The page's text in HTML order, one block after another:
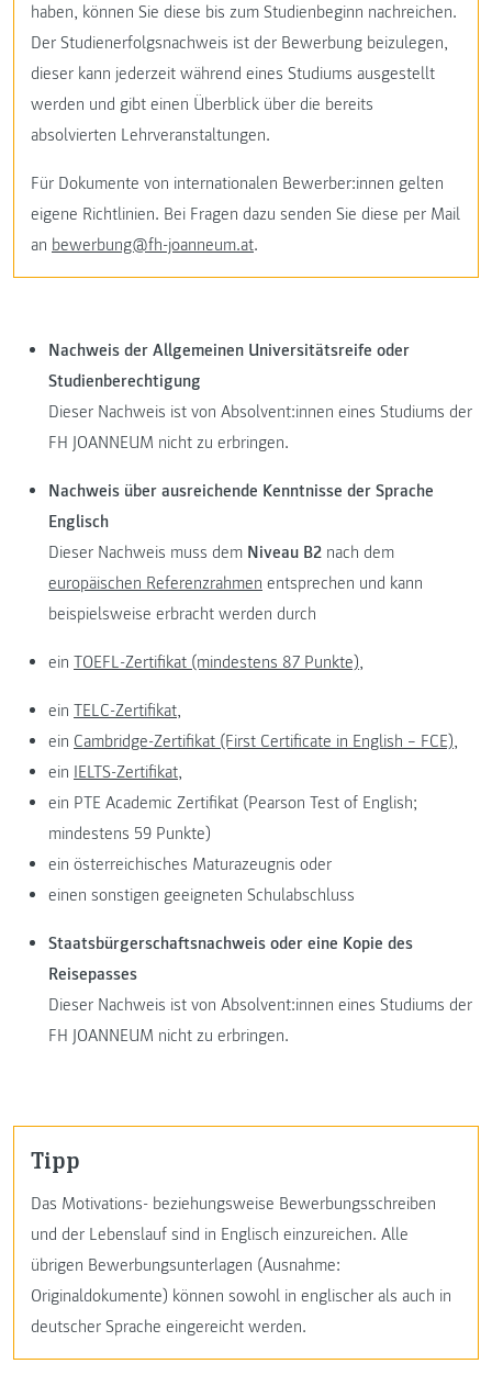
haben, können Sie diese bis zum Studienbeginn nachreichen.
Der Studienerfolgsnachweis ist der Bewerbung beizulegen,
dieser kann jederzeit während eines Studiums ausgestellt
werden und gibt einen Überblick über die bereits
absolvierten Lehrveranstaltungen.
Für Dokumente von internationalen Bewerber:innen gelten
eigene Richtlinien. Bei Fragen dazu senden Sie diese per Mail
an bewerbung@fh-joanneum.at.
Nachweis der Allgemeinen Universitätsreife oder
Studienberechtigung
Dieser Nachweis ist von Absolvent:innen eines Studiums der
FH JOANNEUM nicht zu erbringen.
Nachweis über ausreichende Kenntnisse der Sprache
Englisch
Dieser Nachweis muss dem Niveau B2 nach dem
europäischen Referenzrahmen entsprechen und kann
beispielsweise erbracht werden durch
ein TOEFL-Zertifikat (mindestens 87 Punkte),
ein TELC-Zertifikat,
ein Cambridge-Zertifikat (First Certificate in English – FCE),
ein IELTS-Zertifikat,
ein PTE Academic Zertifikat (Pearson Test of English;
mindestens 59 Punkte)
ein österreichisches Maturazeugnis oder
einen sonstigen geeigneten Schulabschluss
Staatsbürgerschaftsnachweis oder eine Kopie des
Reisepasses
Dieser Nachweis ist von Absolvent:innen eines Studiums der
FH JOANNEUM nicht zu erbringen.
Tipp
Das Motivations- beziehungsweise Bewerbungsschreiben
und der Lebenslauf sind in Englisch einzureichen. Alle
übrigen Bewerbungsunterlagen (Ausnahme:
Originaldokumente) können sowohl in englischer als auch in
deutscher Sprache eingereicht werden.